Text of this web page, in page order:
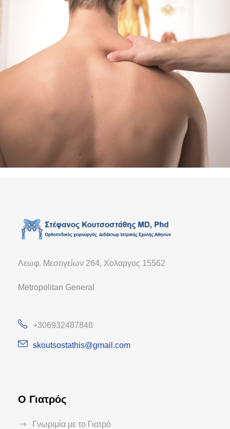
Healthcare Applications of Lactate Testing
Λεωφ. Μεσογείων 264, Χολαργος 15562
Metropolitan General
+306932487848
skoutsostathis@gmail.com
Ο Γιατρός
Γνωριμία με το Γιατρό